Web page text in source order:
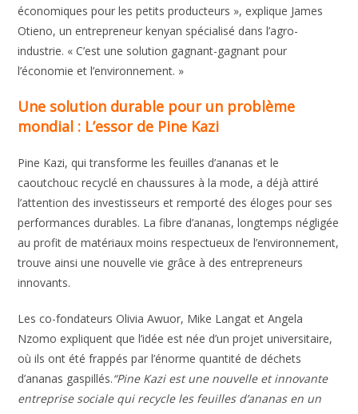
économiques pour les petits producteurs », explique James
Otieno, un entrepreneur kenyan spécialisé dans l’agro-
industrie. « C’est une solution gagnant-gagnant pour
l’économie et l’environnement. »
Une solution durable pour un problème
mondial : L’essor de Pine Kazi
Pine Kazi, qui transforme les feuilles d’ananas et le
caoutchouc recyclé en chaussures à la mode, a déjà attiré
l’attention des investisseurs et remporté des éloges pour ses
performances durables. La fibre d’ananas, longtemps négligée
au profit de matériaux moins respectueux de l’environnement,
trouve ainsi une nouvelle vie grâce à des entrepreneurs
innovants.
Les co-fondateurs Olivia Awuor, Mike Langat et Angela
Nzomo expliquent que l’idée est née d’un projet universitaire,
où ils ont été frappés par l’énorme quantité de déchets
d’ananas gaspillés.“Pine Kazi est une nouvelle et innovante
entreprise sociale qui recycle les feuilles d’ananas en un